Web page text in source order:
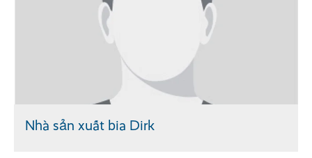
Nhà sản xuất bia Dirk